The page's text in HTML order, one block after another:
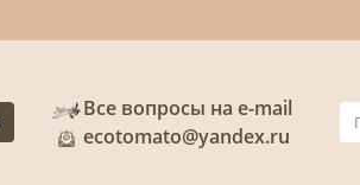
Все вопросы на e-mail
ecotomato@yandex.ru